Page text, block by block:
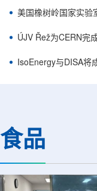
美国橡树岭国家实验
ÚJV Řež为CERN完
IsoEnergy与DISA将
食品